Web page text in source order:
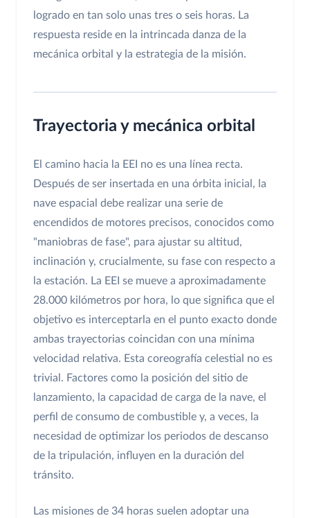
logrado en tan solo unas tres o seis horas. La
respuesta reside en la intrincada danza de la
mecánica orbital y la estrategia de la misión.
Trayectoria y mecánica orbital
El camino hacia la EEI no es una línea recta.
Después de ser insertada en una órbita inicial, la
nave espacial debe realizar una serie de
encendidos de motores precisos, conocidos como
"maniobras de fase", para ajustar su altitud,
inclinación y, crucialmente, su fase con respecto a
la estación. La EEI se mueve a aproximadamente
28.000 kilómetros por hora, lo que significa que el
objetivo es interceptarla en el punto exacto donde
ambas trayectorias coincidan con una mínima
velocidad relativa. Esta coreografía celestial no es
trivial. Factores como la posición del sitio de
lanzamiento, la capacidad de carga de la nave, el
perfil de consumo de combustible y, a veces, la
necesidad de optimizar los periodos de descanso
de la tripulación, influyen en la duración del
tránsito.
Las misiones de 34 horas suelen adoptar una